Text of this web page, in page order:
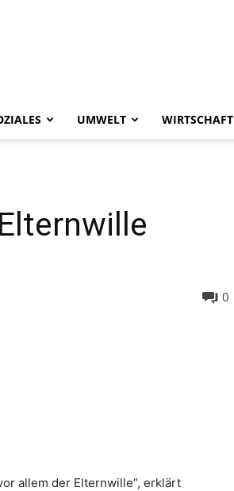
UMWELT WIRTSCHAFT
0
allem der Elternwille“, erklärt